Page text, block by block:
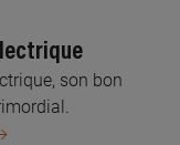
son bon